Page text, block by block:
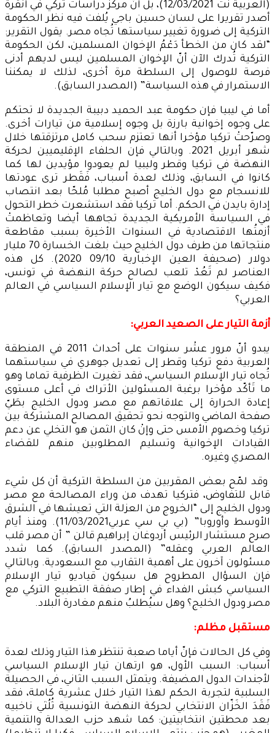
(العربية نت 12/03/2021)، بل أنّ مركز دراسات تركي في أنقرة
أصدر تقريرا على لسان حسين باجي يُلفت فيه نظر الحكومة
التركية إلى ضرورة تغيير سياستها تُجاه مصر. يقول التقرير:
“لقد كان من الخطأ دَعْمُ الإخوان المسلمين، لكن الحكومة
التركية تُدرك الآن أنّ الإخوان المسلمين ليس لديهم أدنى
فرصة للوصول إلى السلطة مرة أخرى، لذلك لا يمكننا
الاستمرار في هذه السياسة” (المصدر السابق).
أما في ليبيا فإن حكومة عبد الحميد دبيبة الجديدة لا تحتكم
على وجوه إخوانية بارزة بل وجوه إسلامية من تيارات أخرى.
وصرّحتْ تركيا مؤخرا أنها تعتزم سحب كامل مرتزقتها خلال
شهر أبريل 2021. وبالتالي فإن الحلفاء الإقليميين لحركة
النهضة في تركيا وقطر وليبيا لم يعودوا مؤيدين لها كما
كانوا في السابق، وذلك لعدة أسباب، فَقَطر ترى عودتها
للانسجام مع دول الخليج أصبح مطلبا مُلحّا بعد انتصاب
إدارة بايدن في الحكم. أما تركيا فقد استشعرت خطر التحول
في السياسة الأمريكية الجديدة تجاهها أيضا وتعاظمتْ
أزمتُها الاقتصادية في السنوات الأخيرة بسبب مقاطعة
منتجاتها من طرف دول الخليج حيث بلغت الخسارة 70 مليار
دولار (صحيفة العين الإخبارية 09/10 2020). كل هذه
العناصر لم تَعُدْ تلعب لصالح حركة النهضة في تونس،
فكيف سيكون الوضع مع تيار الإسلام السياسي في العالم
العربي؟
أزمة التيار على الصعيد العربي:
يبدو أنّ مرور عشْر سنوات على أحداث 2011 في المنطقة
العربية دفع تركيا وقطر إلى تعديل جوهري في سياستهما
تُجاه تيار الإسلام السياسي، فقد تغيرت الظرفية تماما وهو
ما تَأكّد مؤخرا برغبة المسئولين الأتراك في أعلى مستوى
إعادة الحرارة إلى علاقاتهم مع مصر ودول الخليج بطَيّ
صفحة الماضي والتوجه نحو تحقيق المصالح المشتركة بين
تركيا وخصوم الأمس حتى وإنْ كان الثمن هو التخلي عن دعم
القيادات الإخوانية وتسليم المطلوبين منهم للقضاء
المصري وغيره.
وقد لمّح بعض المقربين من السلطة التركية أن كل شيء
قابل للتفاوض، فتركيا تهدف من وراء المصالحة مع مصر
ودول الخليج إلى “الخروج من العزلة التي تعيشها في الشرق
الأوسط وأوروبا” (بي بي سي عربي11/03/2021). ومنذ أيام
صرح مستشار الرئيس أردوغان إبراهيم قالن ” أن مصر قلب
العالم العربي وعقله” (المصدر السابق). كما شدد
مسئولون آخرون على أهمية التقارب مع السعودية. وبالتالي
فإن السؤال المطروح هل سيكون قياديو تيار الإسلام
السياسي كبش الفداء في إطار صفقة التطبيع التركي مع
مصر ودول الخليج؟ وهل سيُطلبُ منهم مغادرة البلاد.
مستقبل مظلم:
وفي كل الحالات فإنّ أياما صعبة تنتظر هذا التيار وذلك لعدة
أسباب: السبب الأول، هو ارتهان تيار الإسلام السياسي
لأجندات الدول المضيفة. ويتمثل السبب الثاني، في الحصيلة
السلبية لتجربة الحكم لهذا التيار خلال عشرية كاملة، فقد
فَقَدَ الخَزّان الانتخابي لحركة النهضة التونسية ثُلُثي ناخبيه
بعد محطتين انتخابيتين: كما شهد حزب العدالة والتنمية